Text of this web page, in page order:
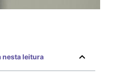
nesta leitura